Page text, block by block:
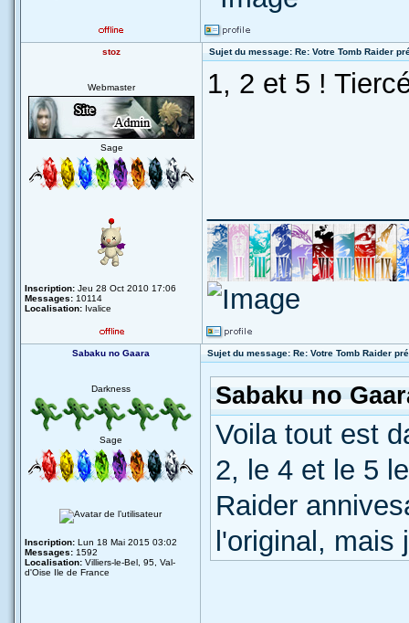
stoz Sujet du message: Re: Votre Tomb Raider
Webmaster
Sage
Inscription: Jeu 28 Oct 2010 17:06
Messages: 10114
Localisation: Ivalice
1, 2 et 5 !
Sabaku no Gaara Sujet du message: Re: Votre Tomb Raider
Darkness
Sage
Inscription: Lun 18 Mai 2015 03:02
Messages: 1592
Localisation: Villiers-le-Bel, 95, Val-
d'Oise Ile de France
Sabaku no
Voila tout est
2, le 4 et le 5
Raider
l'original,